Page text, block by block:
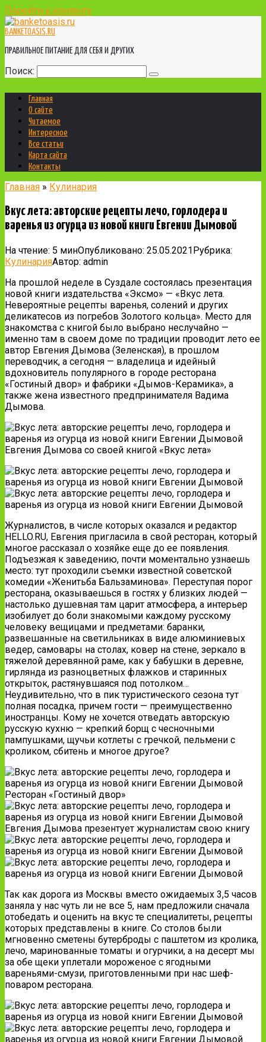
Перейти к контенту
BANKETOASIS.RU
ПРАВИЛЬНОЕ ПИТАНИЕ ДЛЯ СЕБЯ И ДРУГИХ
Поиск:
Главная
О сайте
Читаемое
Интересное
Все статьи
Карта сайта
Контакты
Главная » Кулинария
Вкус лета: авторские рецепты лечо, горлодера и
варенья из огурца из новой книги Евгении Дымовой
На чтение: 5 минОпубликовано: 25.05.2021Рубрика:
КулинарияАвтор: admin
На прошлой неделе в Суздале состоялась презентация
новой книги издательства «Эксмо» — «Вкус лета.
Невероятные рецепты варенья, солений и других
деликатесов из погребов Золотого кольца». Место для
знакомства с книгой было выбрано неслучайно —
именно там в своем доме потрадиции проводит лето ее
автор Евгения Дымова (Зеленская), в прошлом
переводчик, а сегодня — владелица и идейный
вдохновитель популярного в городе ресторана
«Гостиный двор» и фабрики «Дымов-Керамика», а
также жена известного предпринимателя Вадима
Дымова.
Евгения Дымова со своей книгой «Вкус лета»
Журналистов, в числе которых оказался и редактор
HELLO.RU, Евгения пригласила в свой ресторан, который
многое рассказал о хозяйке еще до ее появления.
Подъезжая к заведению, почти моментально узнаешь
место: тут проходили съемки известной советской
комедии «Женитьба Бальзаминова». Переступая порог
ресторана, оказываешься в гостях у близких людей —
настолько душевная там царит атмосфера, а интерьер
изобилует до боли знакомыми каждому русскому
человеку вещицами и предметами: баранки,
развешанные на светильниках в виде алюминиевых
ведер, самовары на столах, ковер на стене, зеркало в
тяжелой деревянной раме, как у бабушки в деревне,
гирлянда из разноцветных флажков и старинных
открыток, растянувшаяся под потолком…
Неудивительно, что в пик туристического сезона тут
полная посадка, причем гости — преимущественно
иностранцы. Кому не хочется отведать авторскую
русскую кухню — крепкий борщ с чесночными
пампушками, щучьи котлеты с гречкой, пельмени с
кроликом, сбитень и многое другое?
Ресторан «Гостиный двор»
Евгения Дымова презентует журналистам свою книгу
Так как дорога из Москвы вместо ожидаемых 3,5 часов
заняла у нас чуть ли не все 5, нам предложили сначала
отобедать и оценить на вкус те специалитеты, рецепты
которых представлены в книге. Со столов были
мгновенно сметены бутерброды с паштетом из кролика,
лечо, маринованные томаты и огурчики, а на десерт мы
за обе щеки уплетали мороженое с ягодными
вареньями-смузи, приготовленными при нас шеф-
поваром ресторана.